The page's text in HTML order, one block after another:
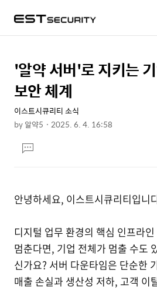
상
세
컨
텐
본
문
제
목
'알약 서버'로 지키는
보안 체계
이스트시큐리티 소식
by알약5 2025. 6. 4. 16:58
문댓
글
안녕하세요, 이스트시큐리티입니
디지털 업무 환경의 핵심 인프라
멈춘다면, 기업 전체가 멈출 수도
신가요? 서버 다운타임은 단순한
매출 손실과 생산성 저하, 고객 이